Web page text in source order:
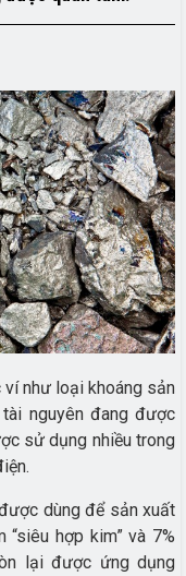
như loại khoáng sản
tài nguyên đang được
sử dụng nhiều trong
dùng để sản xuất
hợp kim” và 7%
lại được ứng dụng